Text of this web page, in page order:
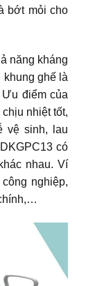
bớt mỏi cho
năng kháng
khung ghế là
điểm của
nhiệt tốt,
vệ sinh, lau
có
nhau. Ví
nghiệp,